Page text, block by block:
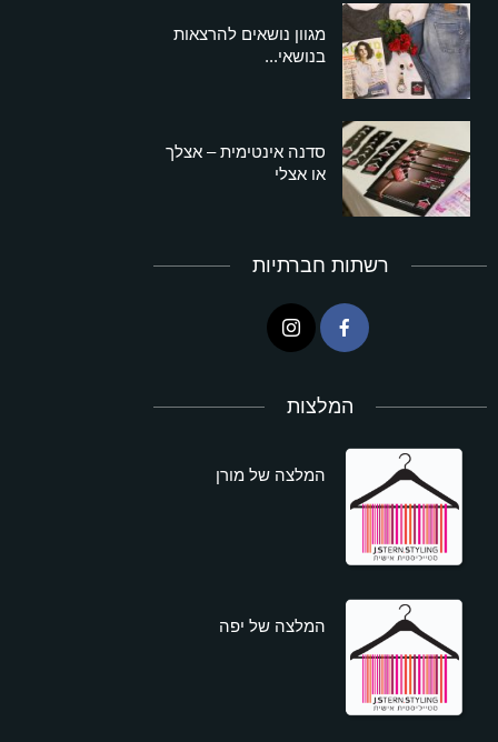
מגוון נושאים להרצאות
בנושאי...
סדנה אינטימית – אצלך
או אצלי
רשתות חברתיות
המלצות
המלצה של מורן
המלצה של יפה